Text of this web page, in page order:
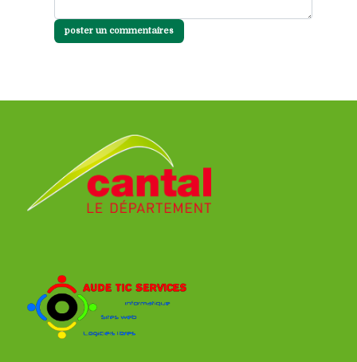
poster un commentaires